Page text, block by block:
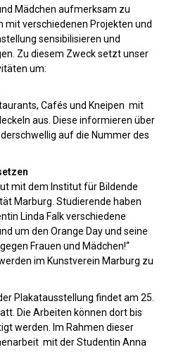
Mädchen aufmerksam zu
mit verschiedenen Projekten und
sensibilisieren und
Zu diesem Zweck setzt unser
um:
Cafés und Kneipen mit
aus. Diese informieren über
auf die Nummer des
mit dem Institut für Bildende
Marburg. Studierende haben
Linda Falk verschiedene
um den Orange Day und seine
Frauen und Mädchen!“
im Kunstverein Marburg zu
Plakatausstellung findet am 25.
Die Arbeiten können dort bis
werden. Im Rahmen dieser
mit der Studentin Anna